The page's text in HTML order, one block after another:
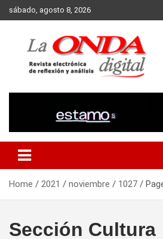
Skip
to
sábado, agosto 8, 2026
Home 2021 noviembre 1027